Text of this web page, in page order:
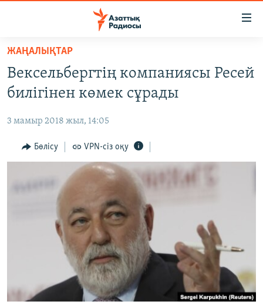
Skip
main
content
to
Navigation
Skip
Search
ЖАҢАЛЫҚТАР
САЯСАТ
ҚАҢТАР ОҚИҒАСЫ
АДАМ ҚҰҚЫҚТАРЫ
ӘЛЕМ
АРНАЙЫ ЖОБАЛАР
ЖАҢАЛЫҚТАР
Вексельбергтің компаниясы Ресей
билігінен көмек сұрады
3 мамыр 2018 жыл, 14:05
Бөлісу VPN-сіз оқу